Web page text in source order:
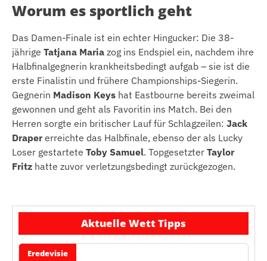
Worum es sportlich geht
Das Damen-Finale ist ein echter Hingucker: Die 38-
jährige Tatjana Maria zog ins Endspiel ein, nachdem ihre
Halbfinalgegnerin krankheitsbedingt aufgab – sie ist die
erste Finalistin und frühere Championships-Siegerin.
Gegnerin Madison Keys hat Eastbourne bereits zweimal
gewonnen und geht als Favoritin ins Match. Bei den
Herren sorgte ein britischer Lauf für Schlagzeilen: Jack
Draper erreichte das Halbfinale, ebenso der als Lucky
Loser gestartete Toby Samuel. Topgesetzter Taylor
Fritz hatte zuvor verletzungsbedingt zurückgezogen.
Aktuelle Wett Tipps
Eredevisie